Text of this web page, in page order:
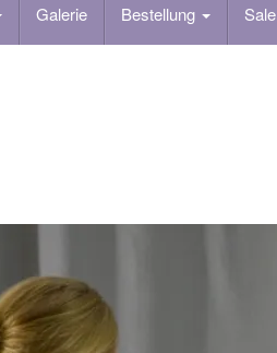
Galerie Bestellung Sale